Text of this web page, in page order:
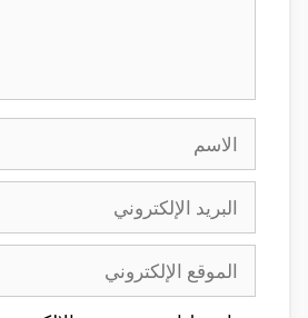
الإلكتروني
الإلكتروني